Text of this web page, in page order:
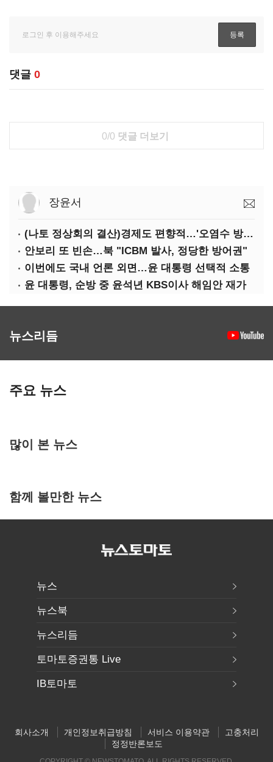
댓글 0
0/0 댓글 더보기
장윤서
(나토 정상회의 결산)경제도 편향적…'오염수 방류'만 용인
안보리 또 빈손…북 "ICBM 발사, 정당한 방어권"
이번에도 국내 언론 외면…윤 대통령 선택적 소통
윤 대통령, 순방 중 윤석년 KBS이사 해임안 재가
뉴스리듬
주요 뉴스
많이 본 뉴스
함께 볼만한 뉴스
뉴스
뉴스북
뉴스리듬
토마토증권통 Live
IB토마토
회사소개 개인정보취급방침 서비스 이용약관
고충처리
정정반론보도